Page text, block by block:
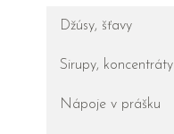
Džúsy, šťavy
Sirupy, koncentráty
Nápoje v prášku